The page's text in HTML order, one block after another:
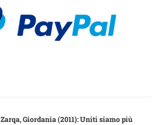
Zarqa, Giordania (2011): Uniti siamo più